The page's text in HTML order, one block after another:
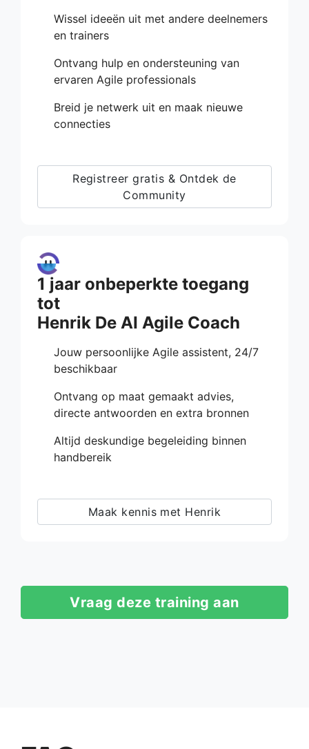
Wissel ideeën uit met andere deelnemers
en trainers
Ontvang hulp en ondersteuning van
ervaren Agile professionals
Breid je netwerk uit en maak nieuwe
connecties
Registreer gratis & Ontdek de
Community
1 jaar onbeperkte toegang
tot
Henrik De AI Agile Coach
Jouw persoonlijke Agile assistent, 24/7
beschikbaar
Ontvang op maat gemaakt advies,
directe antwoorden en extra bronnen
Altijd deskundige begeleiding binnen
handbereik
Maak kennis met Henrik
Vraag deze training aan